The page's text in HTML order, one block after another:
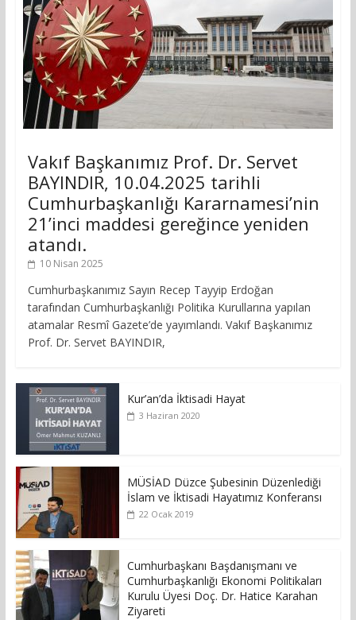
Vakıf Başkanımız Prof. Dr. Servet
BAYINDIR, 10.04.2025 tarihli
Cumhurbaşkanlığı Kararnamesi’nin
21’inci maddesi gereğince yeniden
atandı.
10 Nisan 2025
Cumhurbaşkanımız Sayın Recep Tayyip Erdoğan
tarafından Cumhurbaşkanlığı Politika Kurullarına yapılan
atamalar Resmî Gazete’de yayımlandı. Vakıf Başkanımız
Prof. Dr. Servet BAYINDIR,
Kur’an’da İktisadi Hayat
3 Haziran 2020
MÜSİAD Düzce Şubesinin Düzenlediği
İslam ve İktisadi Hayatımız Konferansı
22 Ocak 2019
Cumhurbaşkanı Başdanışmanı ve
Cumhurbaşkanlığı Ekonomi Politikaları
Kurulu Üyesi Doç. Dr. Hatice Karahan
Ziyareti